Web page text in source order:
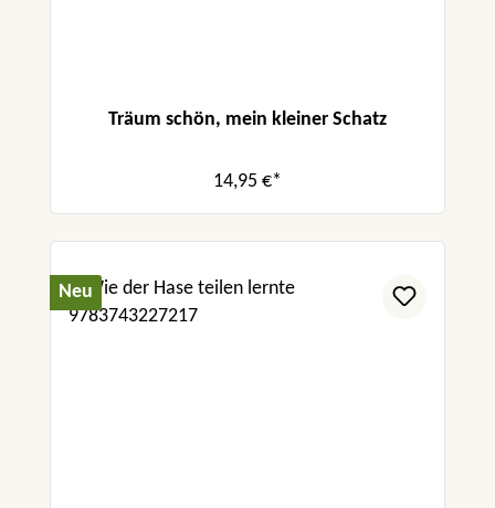
Träum schön, mein kleiner Schatz
14,95 €*
Neu